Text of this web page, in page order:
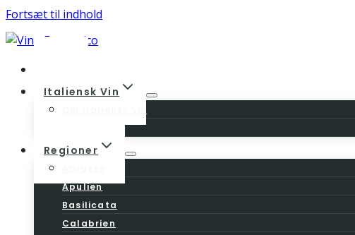
Fortsæt til indhold
Italiensk Vin
Regioner
Apulien
Basilicata
Calabrien